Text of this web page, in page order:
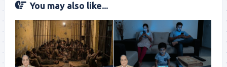
You may also like...